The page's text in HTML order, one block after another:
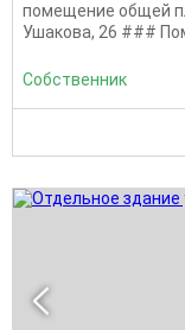
помещение общей
Ушакова, 26 ###
Собственник